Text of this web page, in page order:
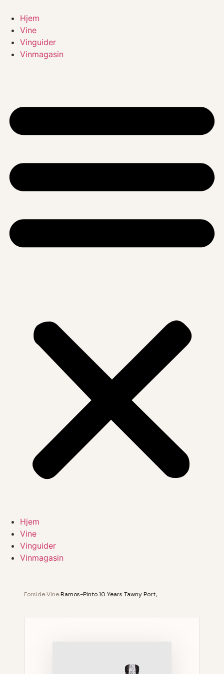
indhold
Hjem
Vine
Vinguider
Vinmagasin
Hjem
Vine
Vinguider
Vinmagasin
ForsideVineRamos-Pinto 10 Years Tawny Port,